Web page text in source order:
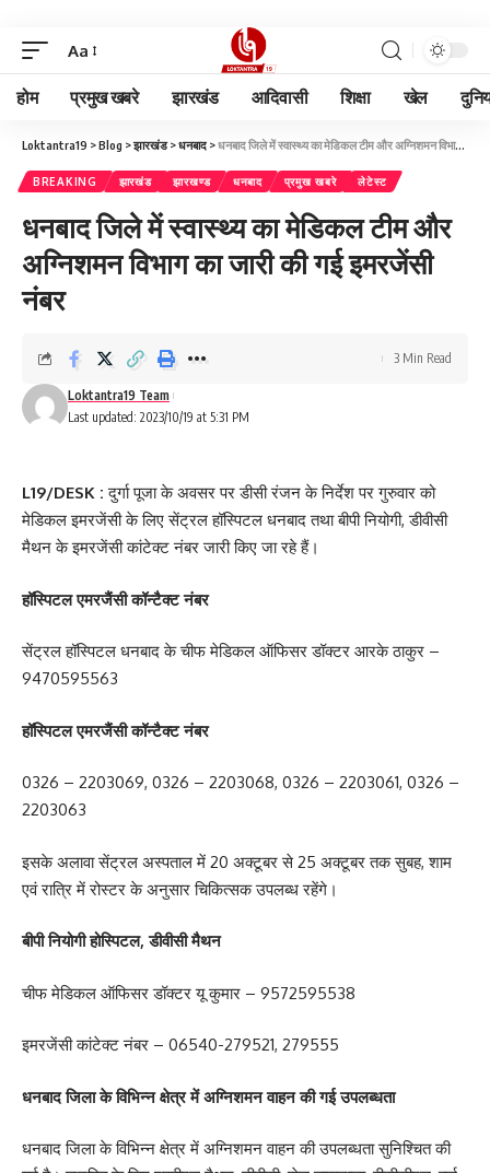
Aa
होम प्रमुख खबरे झारखंड आदिवासी शिक्षा खेल
Loktantra19 >Blog >झारखंड>धनबाद >धनबाद जिले में स्वास्थ्य का मेडिकल टीम और अग्निशमन विभाग का जारी की गई इमरजेंसी नंबर
BREAKING झारखंड झारखण्ड धनबाद प्रमुख खबरे लेटेस्ट
धनबाद जिले में स्वास्थ्य का मेडिकल टीम और
अग्निशमन विभाग का जारी की गई इमरजेंसी
नंबर
Last updated: 2023/10/19 at 5:31 PM
Loktantra19 Team
3 Min Read
L19/DESK :दुर्गा पूजा के अवसर पर डीसी रंजन के निर्देश पर गुरुवार को
मेडिकल इमरजेंसी के लिए सेंट्रल हॉस्पिटल धनबाद तथा बीपी नियोगी, डीवीसी
मैथन के इमरजेंसी कांटेक्ट नंबर जारी किए जा रहे हैं।
हॉस्पिटल एमरजैंसी कॉन्टैक्ट नंबर
सेंट्रल हॉस्पिटल धनबाद के चीफ मेडिकल ऑफिसर डॉक्टर आरके ठाकुर –
9470595563
हॉस्पिटल एमरजैंसी कॉन्टैक्ट नंबर
0326 – 2203069, 0326 – 2203068, 0326 – 2203061, 0326 –
2203063
इसके अलावा सेंट्रल अस्पताल में 20 अक्टूबर से 25 अक्टूबर तक सुबह, शाम
एवं रात्रि में रोस्टर के अनुसार चिकित्सक उपलब्ध रहेंगे।
बीपी नियोगी होस्पिटल, डीवीसी मैथन
चीफ मेडिकल ऑफिसर डॉक्टर यू कुमार – 9572595538
इमरजेंसी कांटेक्ट नंबर – 06540-279521, 279555
धनबाद जिला के विभिन्न क्षेत्र में अग्निशमन वाहन की गई उपलब्धता
धनबाद जिला के विभिन्न क्षेत्र में अग्निशमन वाहन की उपलब्धता सुनिश्चित की